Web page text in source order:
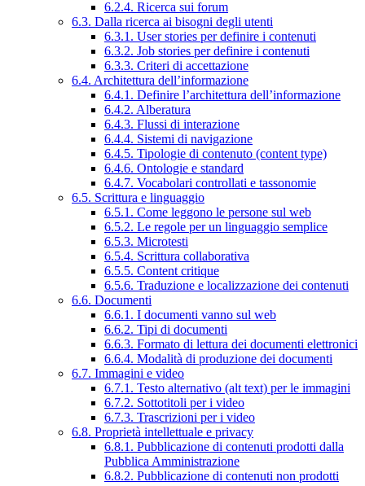
6.2.4. Ricerca sui forum
6.3. Dalla ricerca ai bisogni degli utenti
6.3.1. User stories per definire i contenuti
6.3.2. Job stories per definire i contenuti
6.3.3. Criteri di accettazione
6.4. Architettura dell’informazione
6.4.1. Definire l’architettura dell’informazione
6.4.2. Alberatura
6.4.3. Flussi di interazione
6.4.4. Sistemi di navigazione
6.4.5. Tipologie di contenuto (content type)
6.4.6. Ontologie e standard
6.4.7. Vocabolari controllati e tassonomie
6.5. Scrittura e linguaggio
6.5.1. Come leggono le persone sul web
6.5.2. Le regole per un linguaggio semplice
6.5.3. Microtesti
6.5.4. Scrittura collaborativa
6.5.5. Content critique
6.5.6. Traduzione e localizzazione dei contenuti
6.6. Documenti
6.6.1. I documenti vanno sul web
6.6.2. Tipi di documenti
6.6.3. Formato di lettura dei documenti elettronici
6.6.4. Modalità di produzione dei documenti
6.7. Immagini e video
6.7.1. Testo alternativo (alt text) per le immagini
6.7.2. Sottotitoli per i video
6.7.3. Trascrizioni per i video
6.8. Proprietà intellettuale e privacy
6.8.1. Pubblicazione di contenuti prodotti dalla
Pubblica Amministrazione
6.8.2. Pubblicazione di contenuti non prodotti